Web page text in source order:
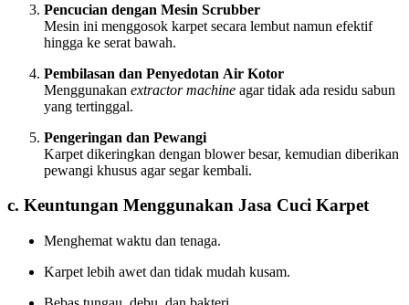
Pencucian dengan Mesin Scrubber
Mesin ini menggosok karpet secara lembut namun efektif
hingga ke serat bawah.
Pembilasan dan Penyedotan Air Kotor
Menggunakan extractor machine agar tidak ada residu sabun
yang tertinggal.
Pengeringan dan Pewangi
Karpet dikeringkan dengan blower besar, kemudian diberikan
pewangi khusus agar segar kembali.
c. Keuntungan Menggunakan Jasa Cuci Karpet
Menghemat waktu dan tenaga.
Karpet lebih awet dan tidak mudah kusam.